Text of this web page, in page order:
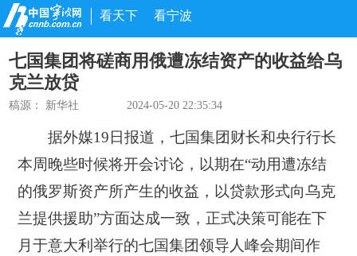
看天下 看宁波
七国集团将磋商用俄遭冻结资产的收益给乌
克兰放贷
稿源： 新华社 2024-05-20 22:35:34
据外媒19日报道，七国集团财长和央行行长
本周晚些时候将开会讨论，以期在“动用遭冻结
的俄罗斯资产所产生的收益，以贷款形式向乌克
兰提供援助”方面达成一致，正式决策可能在下
月于意大利举行的七国集团领导人峰会期间作